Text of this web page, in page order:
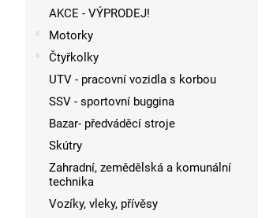
AKCE - VÝPRODEJ!
Motorky
Čtyřkolky
UTV - pracovní vozidla s korbou
SSV - sportovní buggina
Bazar- předváděcí stroje
Skútry
Zahradní, zemědělská a komunální
technika
Vozíky, vleky, přívěsy